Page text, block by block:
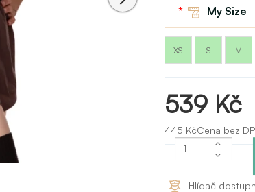
My Size
XS S M
539 Kč
445 KčCena bez
Hlídač